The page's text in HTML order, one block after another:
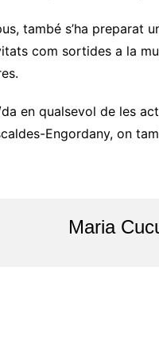
també s’ha preparat
com sortides a la
en qualsevol de les
Engordany, on
Maria